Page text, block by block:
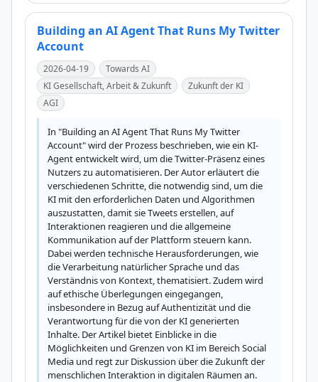
Building an AI Agent That Runs My Twitter
Account
2026-04-19
Towards AI
KI Gesellschaft, Arbeit & Zukunft
Zukunft der KI
AGI
In "Building an AI Agent That Runs My Twitter
Account" wird der Prozess beschrieben, wie ein KI-
Agent entwickelt wird, um die Twitter-Präsenz eines
Nutzers zu automatisieren. Der Autor erläutert die
verschiedenen Schritte, die notwendig sind, um die
KI mit den erforderlichen Daten und Algorithmen
auszustatten, damit sie Tweets erstellen, auf
Interaktionen reagieren und die allgemeine
Kommunikation auf der Plattform steuern kann.
Dabei werden technische Herausforderungen, wie
die Verarbeitung natürlicher Sprache und das
Verständnis von Kontext, thematisiert. Zudem wird
auf ethische Überlegungen eingegangen,
insbesondere in Bezug auf Authentizität und die
Verantwortung für die von der KI generierten
Inhalte. Der Artikel bietet Einblicke in die
Möglichkeiten und Grenzen von KI im Bereich Social
Media und regt zur Diskussion über die Zukunft der
menschlichen Interaktion in digitalen Räumen an.